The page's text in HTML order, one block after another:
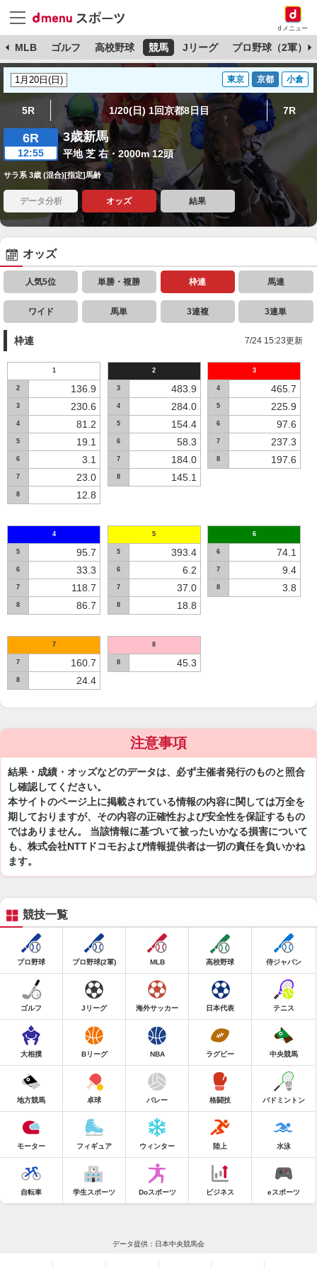
dメニュー
MLB ゴルフ 高校野球 競馬 Jリーグ プロ野球（2軍）
東京 京都 小倉
5R 1/20(日) 1回京都8日目 7R
6R
12:55
3歳新馬
平地 芝 右・2000m 12頭
サラ系 3歳 (混合)[指定]馬齢
データ分析 オッズ 結果
オッズ
人気5位 単勝・複勝 枠連 馬連
ワイド 馬単 3連複 3連単
枠連 7/24 15:23更新
1
2 136.9
3 230.6
4 81.2
5 19.1
6 3.1
7 23.0
8 12.8
2
3 483.9
4 284.0
5 154.4
6 58.3
7 184.0
8 145.1
3
4 465.7
5 225.9
6 97.6
7 237.3
8 197.6
4
5 95.7
6 33.3
7 118.7
8 86.7
5
5 393.4
6 6.2
7 37.0
8 18.8
6
6 74.1
7 9.4
8 3.8
7
7 160.7
8 24.4
8
8 45.3
注意事項
結果・成績・オッズなどのデータは、必ず主催者発行のものと照合
し確認してください。
本サイトのページ上に掲載されている情報の内容に関しては万全を
期しておりますが、その内容の正確性および安全性を保証するもの
ではありません。 当該情報に基づいて被ったいかなる損害について
も、株式会社NTTドコモおよび情報提供者は一切の責任を負いかね
ます。
競技一覧
プロ野球 プロ野球(2軍) MLB 高校野球 侍ジャパン
ゴルフ Jリーグ 海外サッカー 日本代表 テニス
大相撲 Bリーグ NBA ラグビー 中央競馬
地方競馬 卓球 バレー 格闘技 バドミントン
モーター フィギュア ウィンター 陸上 水泳
自転車 学生スポーツ Doスポーツ ビジネス eスポーツ
データ提供：日本中央競馬会